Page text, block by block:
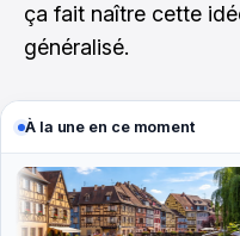
ça fait naître cette
généralisé.
À la une en ce moment